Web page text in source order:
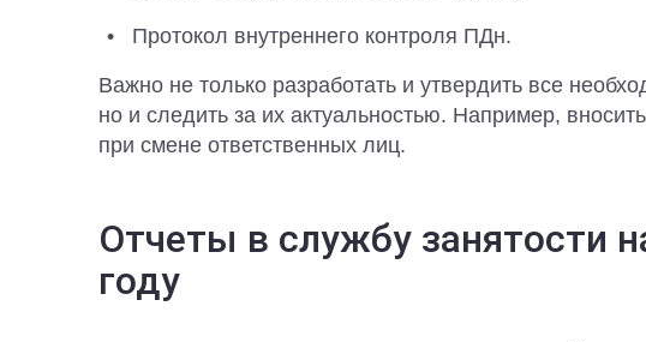
Протокол внутреннего контроля ПДн.
Важно не только разработать и утвердить все
но и следить за их актуальностью. Например,
при смене ответственных лиц.
Отчеты в службу занятости
году